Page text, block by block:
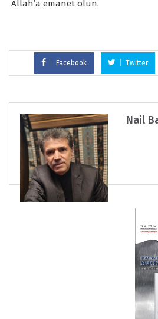
Allah’a emanet olun.
Facebook Twitter
Nail